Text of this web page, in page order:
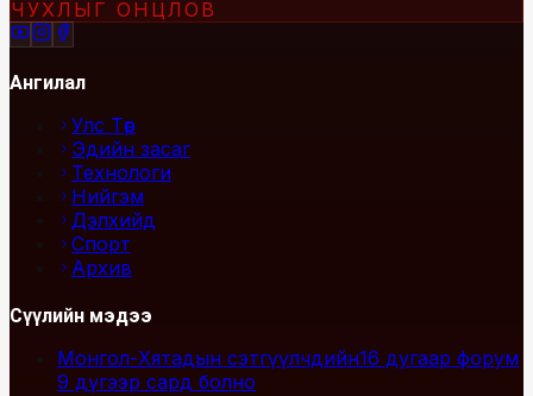
ЧУХЛЫГ ОНЦЛОВ
Ангилал
Улс Төр
Эдийн засаг
Технологи
Нийгэм
Дэлхийд
Спорт
Архив
Сүүлийн мэдээ
Монгол-Хятадын сэтгүүлчдийн16 дугаар форум
9 дүгээр сард болно